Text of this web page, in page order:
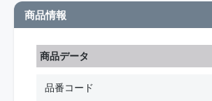
商品情報
商品データ
品番コード